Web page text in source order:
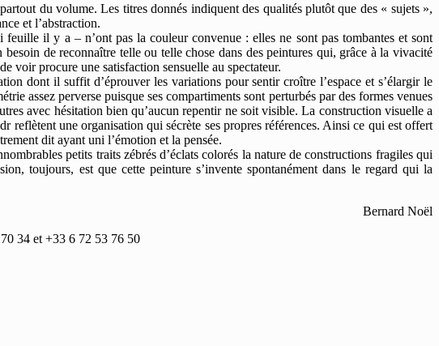
du volume. Les titres donnés indiquent des qualités plutôt que des « sujets »,
et l’abstraction.
il y a – n’ont pas la couleur convenue : elles ne sont pas tombantes et sont
de reconnaître telle ou telle chose dans des peintures qui, grâce à la vivacité
voir procure une satisfaction sensuelle au spectateur.
dont il suffit d’éprouver les variations pour sentir croître l’espace et s’élargir le
assez perverse puisque ses compartiments sont perturbés par des formes venues
avec hésitation bien qu’aucun repentir ne soit visible. La construction visuelle a
reflètent une organisation qui sécrète ses propres références. Ainsi ce qui est offert
dit ayant uni l’émotion et la pensée.
petits traits zébrés d’éclats colorés la nature de constructions fragiles qui
toujours, est que cette peinture s’invente spontanément dans le regard qui la
Bernard Noël
34 et +33 6 72 53 76 50